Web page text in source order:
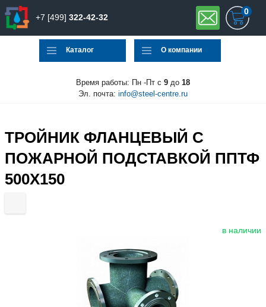
+7 [499] 322-42-32
0
Каталог О компании
Время работы: Пн -Пт с 9 до 18
Эл. почта: info@steel-centre.ru
ТРОЙНИК ФЛАНЦЕВЫЙ С
ПОЖАРНОЙ ПОДСТАВКОЙ ППТФ
500Х150
в наличии